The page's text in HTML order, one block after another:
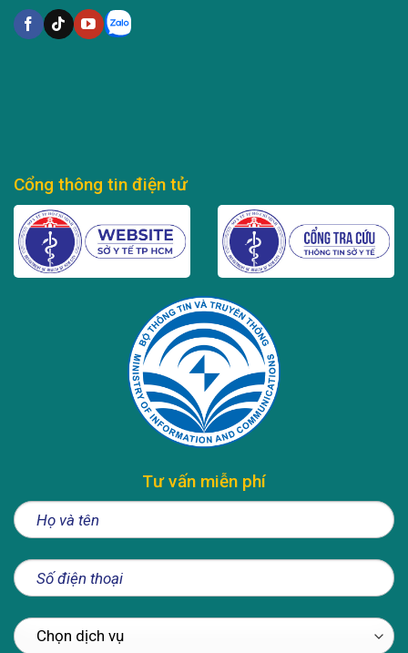
Cổng thông tin điện tử
Tư vấn miễn phí